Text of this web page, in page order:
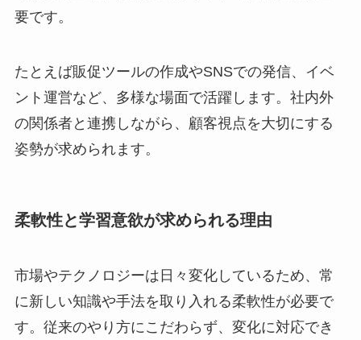
要です。
たとえば販促ツールの作成やSNSでの発信、イベ
ント運営など、多様な場面で活躍します。社内外
の関係者と連携しながら、顧客視点を大切にする
姿勢が求められます。
柔軟性と学習意欲が求められる理由
市場やテクノロジーは日々変化しているため、常
に新しい知識や手法を取り入れる柔軟性が必要で
す。従来のやり方にこだわらず、変化に対応でき